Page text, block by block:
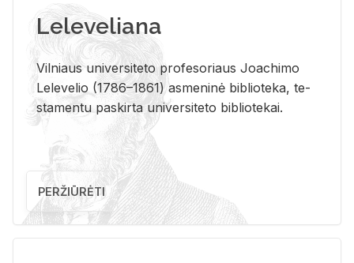
Leleveliana
Vil­niaus uni­ver­si­te­to pro­fe­so­riaus Jo­a­chi­mo
Le­le­ve­lio (1786–1861) as­me­ni­nė bi­b­lio­te­ka, te­
sta­men­tu pa­skir­ta uni­ver­si­te­to bi­b­lio­te­kai.
PERŽIŪRĖTI